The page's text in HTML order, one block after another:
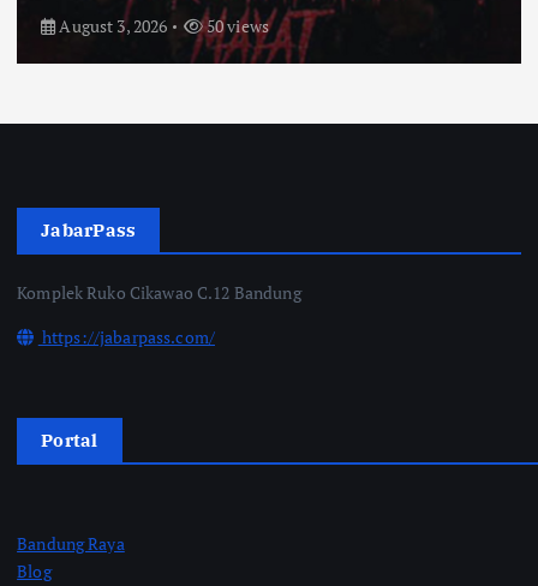
August 3, 2026 50 views
JabarPass
Komplek Ruko Cikawao C.12 Bandung
https://jabarpass.com/
Portal
Bandung Raya
Blog